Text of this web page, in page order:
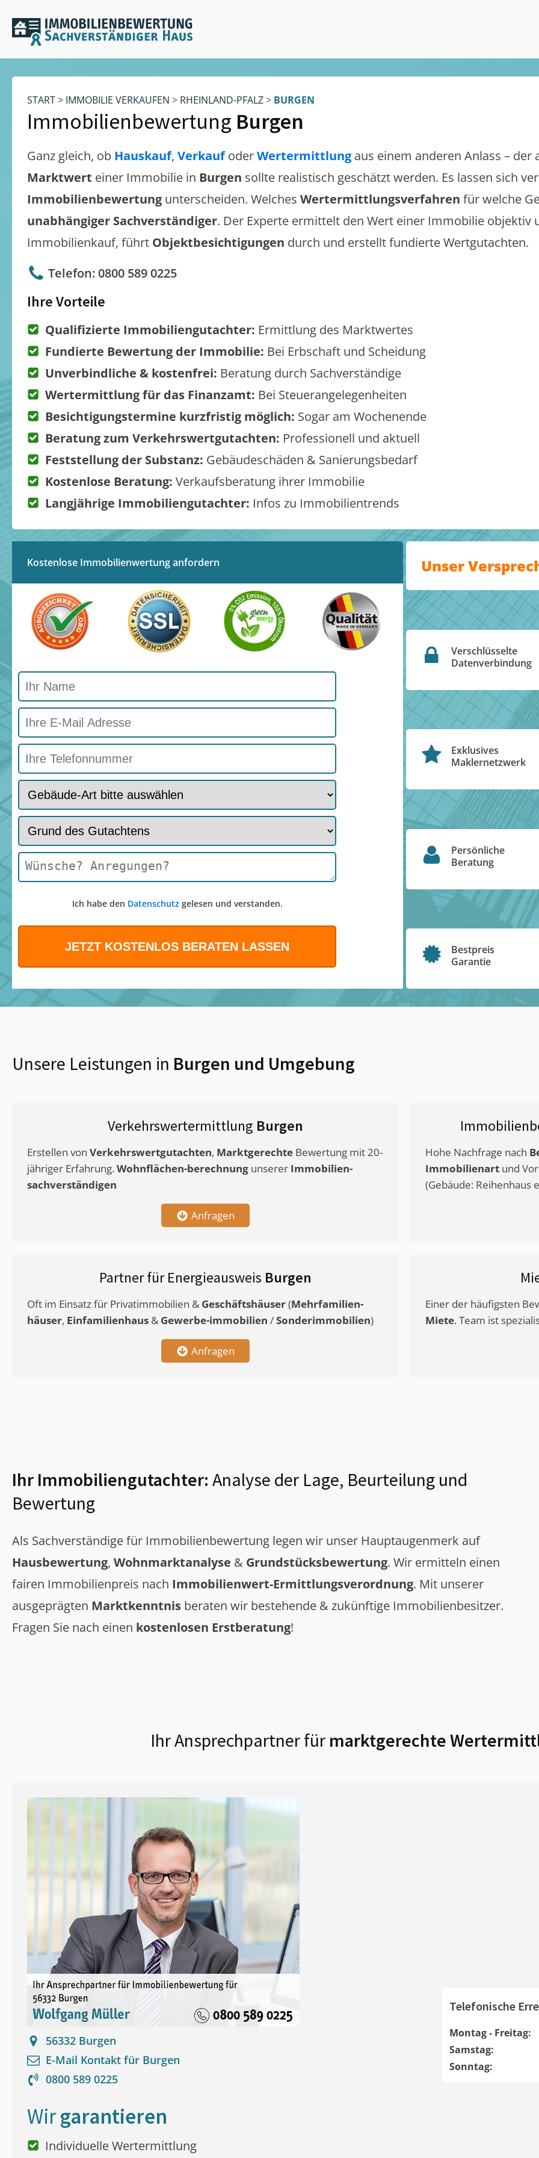
START> IMMOBILIE VERKAUFEN > RHEINLAND-PFALZ> BURGEN
Immobilienbewertung Burgen
Ganz gleich, ob Hauskauf, VerkaufoderWertermittlung aus einem anderen Anlass – der
Marktwert einer Immobilie in Burgen sollte realistisch geschätzt werden. Es lassen sich
Immobilienbewertung unterscheiden. Welches Wertermittlungsverfahren für welche
unabhängiger Sachverständiger. Der Experte ermittelt den Wert einer Immobilie objektiv
Immobilienkauf, führt Objektbesichtigungen durch und erstellt fundierte Wertgutachten.
Telefon: 0800 589 0225
Ihre Vorteile
Qualifizierte Immobiliengutachter: Ermittlung des Marktwertes
Fundierte Bewertung der Immobilie: Bei Erbschaft und Scheidung
Unverbindliche & kostenfrei: Beratung durch Sachverständige
Wertermittlung für das Finanzamt: Bei Steuerangelegenheiten
Besichtigungstermine kurzfristig möglich: Sogar am Wochenende
Beratung zum Verkehrswertgutachten: Professionell und aktuell
Feststellung der Substanz: Gebäudeschäden & Sanierungsbedarf
Kostenlose Beratung: Verkaufsberatung ihrer Immobilie
Langjährige Immobiliengutachter: Infos zu Immobilientrends
Kostenlose Immobilienwertung anfordern
Ich habe den Datenschutzgelesen und verstanden.
Unser
Verschlüsselte
Datenverbindung
Exklusives
Maklernetzwerk
Persönliche
Beratung
Bestpreis
Garantie
Unsere Leistungen in Burgen und Umgebung
Verkehrswertermittlung Burgen
Erstellen von Verkehrswertgutachten, Marktgerechte Bewertung mit 20-
jähriger Erfahrung. Wohnflächen-berechnung unserer Immobilien-
sachverständigen
Anfragen
Hohe Nachfrage nach
Immobilienart und
(Gebäude: Reihenhaus
Partner für Energieausweis Burgen
Oft im Einsatz für Privatimmobilien & Geschäftshäuser(Mehrfamilien-
häuser, Einfamilienhaus & Gewerbe-immobilien /Sonderimmobilien)
Anfragen
Einer der häufigsten
Miete. Team ist
Ihr Immobiliengutachter: Analyse der Lage, Beurteilung und
Bewertung
Als Sachverständige für Immobilienbewertung legen wir unser Hauptaugenmerk auf
Hausbewertung, Wohnmarktanalyse & Grundstücksbewertung. Wir ermitteln einen
fairen Immobilienpreis nach Immobilienwert-Ermittlungsverordnung. Mit unserer
ausgeprägten Marktkenntnis beraten wir bestehende & zukünftige Immobilienbesitzer.
Fragen Sie nach einen kostenlosen Erstberatung!
Ihr Ansprechpartner fürmarktgerechte
56332 Burgen
E-Mail Kontakt für Burgen
0800 589 0225
Telefonische
Montag - Freitag:
Samstag:
Sonntag:
Wirgarantieren
Individuelle Wertermittlung